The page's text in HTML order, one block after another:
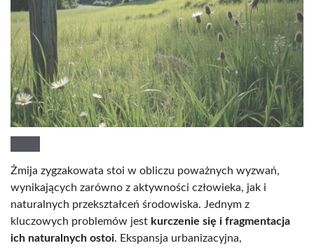
Żmija zygzakowata stoi w obliczu poważnych wyzwań,
wynikających zarówno z aktywności człowieka, jak i
naturalnych przekształceń środowiska. Jednym z
kluczowych problemów jest kurczenie się i fragmentacja
ich naturalnych ostoi. Ekspansja urbanizacyjna,